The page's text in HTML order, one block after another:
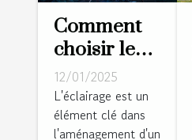
Comment
choisir le
parfait
néon mural
pour
12/01/2025
L'éclairage est un
élément clé dans
l'aménagement d'un